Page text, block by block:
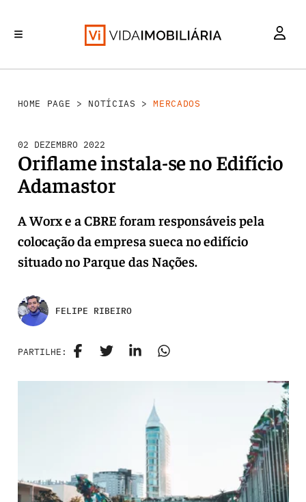
HOME PAGE > NOTÍCIAS >MERCADOS
02 DEZEMBRO 2022
Oriflame instala-se no Edifício
Adamastor
A Worx e a CBRE foram responsáveis pela
colocação da empresa sueca no edifício
situado no Parque das Nações.
FELIPE RIBEIRO
PARTILHE: